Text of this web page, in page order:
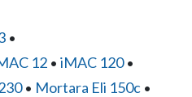
•
12 • iMAC 120•
• Mortara Eli 150c •